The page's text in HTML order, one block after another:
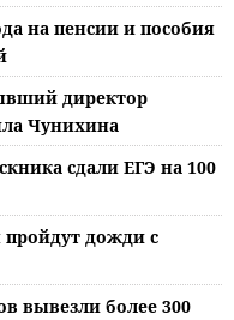
на пенсии и пособия
директор
Чунихина
сдали ЕГЭ на 100
пройдут дожди с
вывезли более 300